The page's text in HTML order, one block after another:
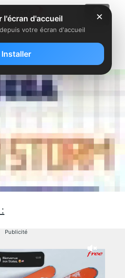
Publicité
✕
l'écran d'accueil
votre écran d'accueil
Installer